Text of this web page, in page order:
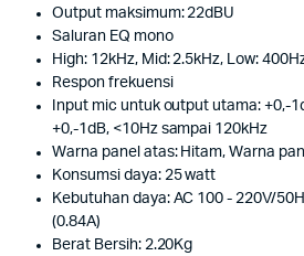
Output maksimum: 22dBU
Saluran EQ mono
High: 12kHz, Mid: 2.5kHz, Low:
Respon frekuensi
Input mic untuk output utama: +0,-
+0,-1dB, <10Hz sampai 120kHz
Warna panel atas: Hitam, Warna
Konsumsi daya: 25 watt
Kebutuhan daya: AC 100 - 220V/
(0.84A)
Berat Bersih: 2.20Kg